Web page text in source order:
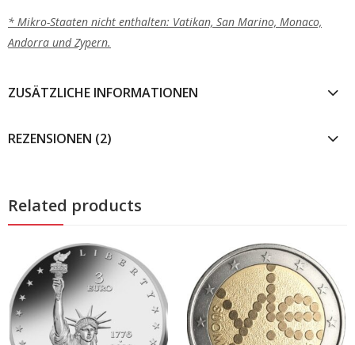
* Mikro-Staaten nicht enthalten: Vatikan, San Marino, Monaco,
Andorra und Zypern.
ZUSÄTZLICHE INFORMATIONEN
REZENSIONEN (2)
Related products